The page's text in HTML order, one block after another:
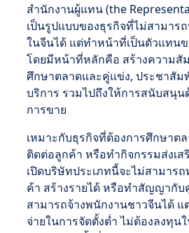
สำนักงานผู้แทน (the
เป็นรูปแบบของธุรกิจที่ไม่สามาร
ในจีนได้ แต่ทำหน้าที่เป็นตัวแทน
โดยมีหน้าที่หลักคือ สร้างความสั
ศึกษาตลาดและคู่แข่ง, ประชาสั
บริการ รวมไปถึงให้การสนับสนุน
การขาย
เหมาะกับธุรกิจที่ต้องการศึกษาต
ติดต่อลูกค้า หรือทำกิจกรรมส่งเส
เปิดบริษัทประเภทนี้จะไม่สามาร
ค้า สร้างรายได้ หรือทำสัญญากับ
สามารถจ้างพนักงานชาวจีนได้
จ่ายในการจัดตั้งต่ำ ไม่ต้องลงทุ